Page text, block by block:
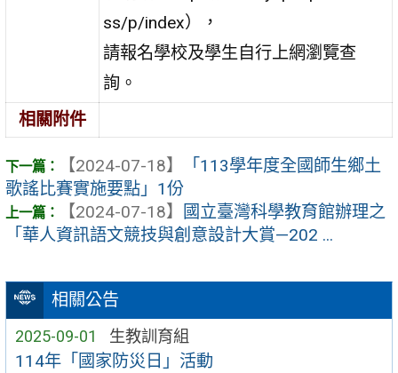
相關公告
2025-09-01 生教訓育組
114年「國家防災日」活動
ss/p/index），
請報名學校及學生自行上網瀏覽查
詢。
相關附件
【2024-07-18】
「113學年度全國師生鄉土
歌謠比賽實施要點」1份
【2024-07-18】
國立臺灣科學教育館辦理之
「華人資訊語文競技與創意設計大賞—202 ...